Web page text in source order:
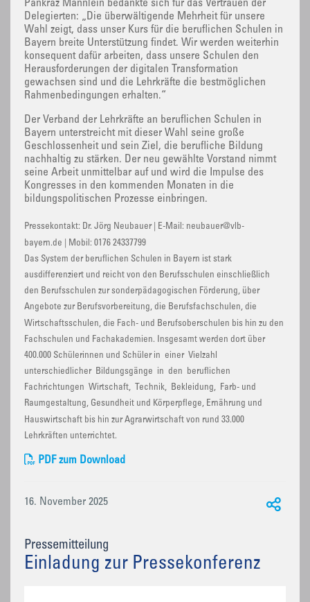
Pankraz Männlein bedankte sich für das Vertrauen der
Delegierten: „Die überwältigende Mehrheit für unsere
Wahl zeigt, dass unser Kurs für die beruflichen Schulen in
Bayern breite Unterstützung findet. Wir werden weiterhin
konsequent dafür arbeiten, dass unsere Schulen den
Herausforderungen der digitalen Transformation
gewachsen sind und die Lehrkräfte die bestmöglichen
Rahmenbedingungen erhalten.“
Der Verband der Lehrkräfte an beruflichen Schulen in
Bayern unterstreicht mit dieser Wahl seine große
Geschlossenheit und sein Ziel, die berufliche Bildung
nachhaltig zu stärken. Der neu gewählte Vorstand nimmt
seine Arbeit unmittelbar auf und wird die Impulse des
Kongresses in den kommenden Monaten in die
bildungspolitischen Prozesse einbringen.
Pressekontakt: Dr. Jörg Neubauer | E-Mail: neubauer@vlb-
bayern.de | Mobil: 0176 24337799
Das System der beruflichen Schulen in Bayern ist stark
ausdifferenziert und reicht von den Berufsschulen einschließlich
den Berufsschulen zur sonderpädagogischen Förderung, über
Angebote zur Berufsvorbereitung, die Berufsfachschulen, die
Wirtschaftsschulen, die Fach- und Berufsoberschulen bis hin zu den
Fachschulen und Fachakademien. Insgesamt werden dort über
400.000 Schülerinnen und Schüler in einer Vielzahl
unterschiedlicher Bildungsgänge in den beruflichen
Fachrichtungen Wirtschaft, Technik, Bekleidung, Farb- und
Raumgestaltung, Gesundheit und Körperpflege, Ernährung und
Hauswirtschaft bis hin zur Agrarwirtschaft von rund 33.000
Lehrkräften unterrichtet.
PDF zum Download
16. November 2025
Pressemitteilung
Einladung zur Pressekonferenz